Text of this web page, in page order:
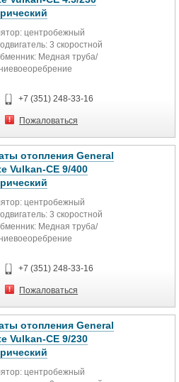
центробежный
3 скоростной
Медная труба/
+7 (351) 248-33-16
Пожаловаться
отопления General
Vulkan-CE 9/400
центробежный
3 скоростной
Медная труба/
+7 (351) 248-33-16
Пожаловаться
отопления General
Vulkan-CE 9/230
центробежный